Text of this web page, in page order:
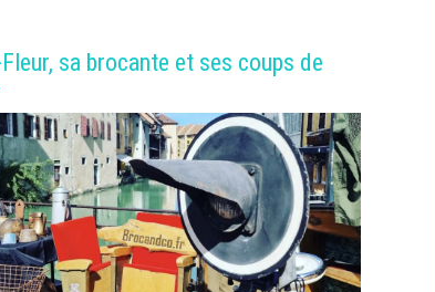
sa brocante et ses coups de